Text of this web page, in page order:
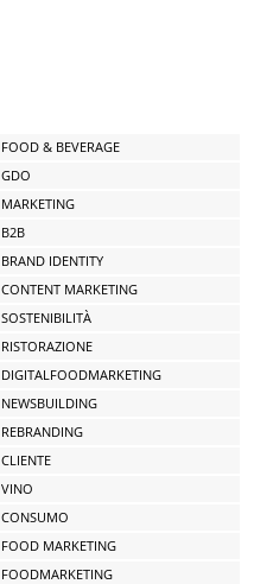
FOOD & BEVERAGE
GDO
MARKETING
B2B
BRAND IDENTITY
CONTENT MARKETING
SOSTENIBILITÀ
RISTORAZIONE
DIGITALFOODMARKETING
NEWSBUILDING
REBRANDING
CLIENTE
VINO
CONSUMO
FOOD MARKETING
FOODMARKETING